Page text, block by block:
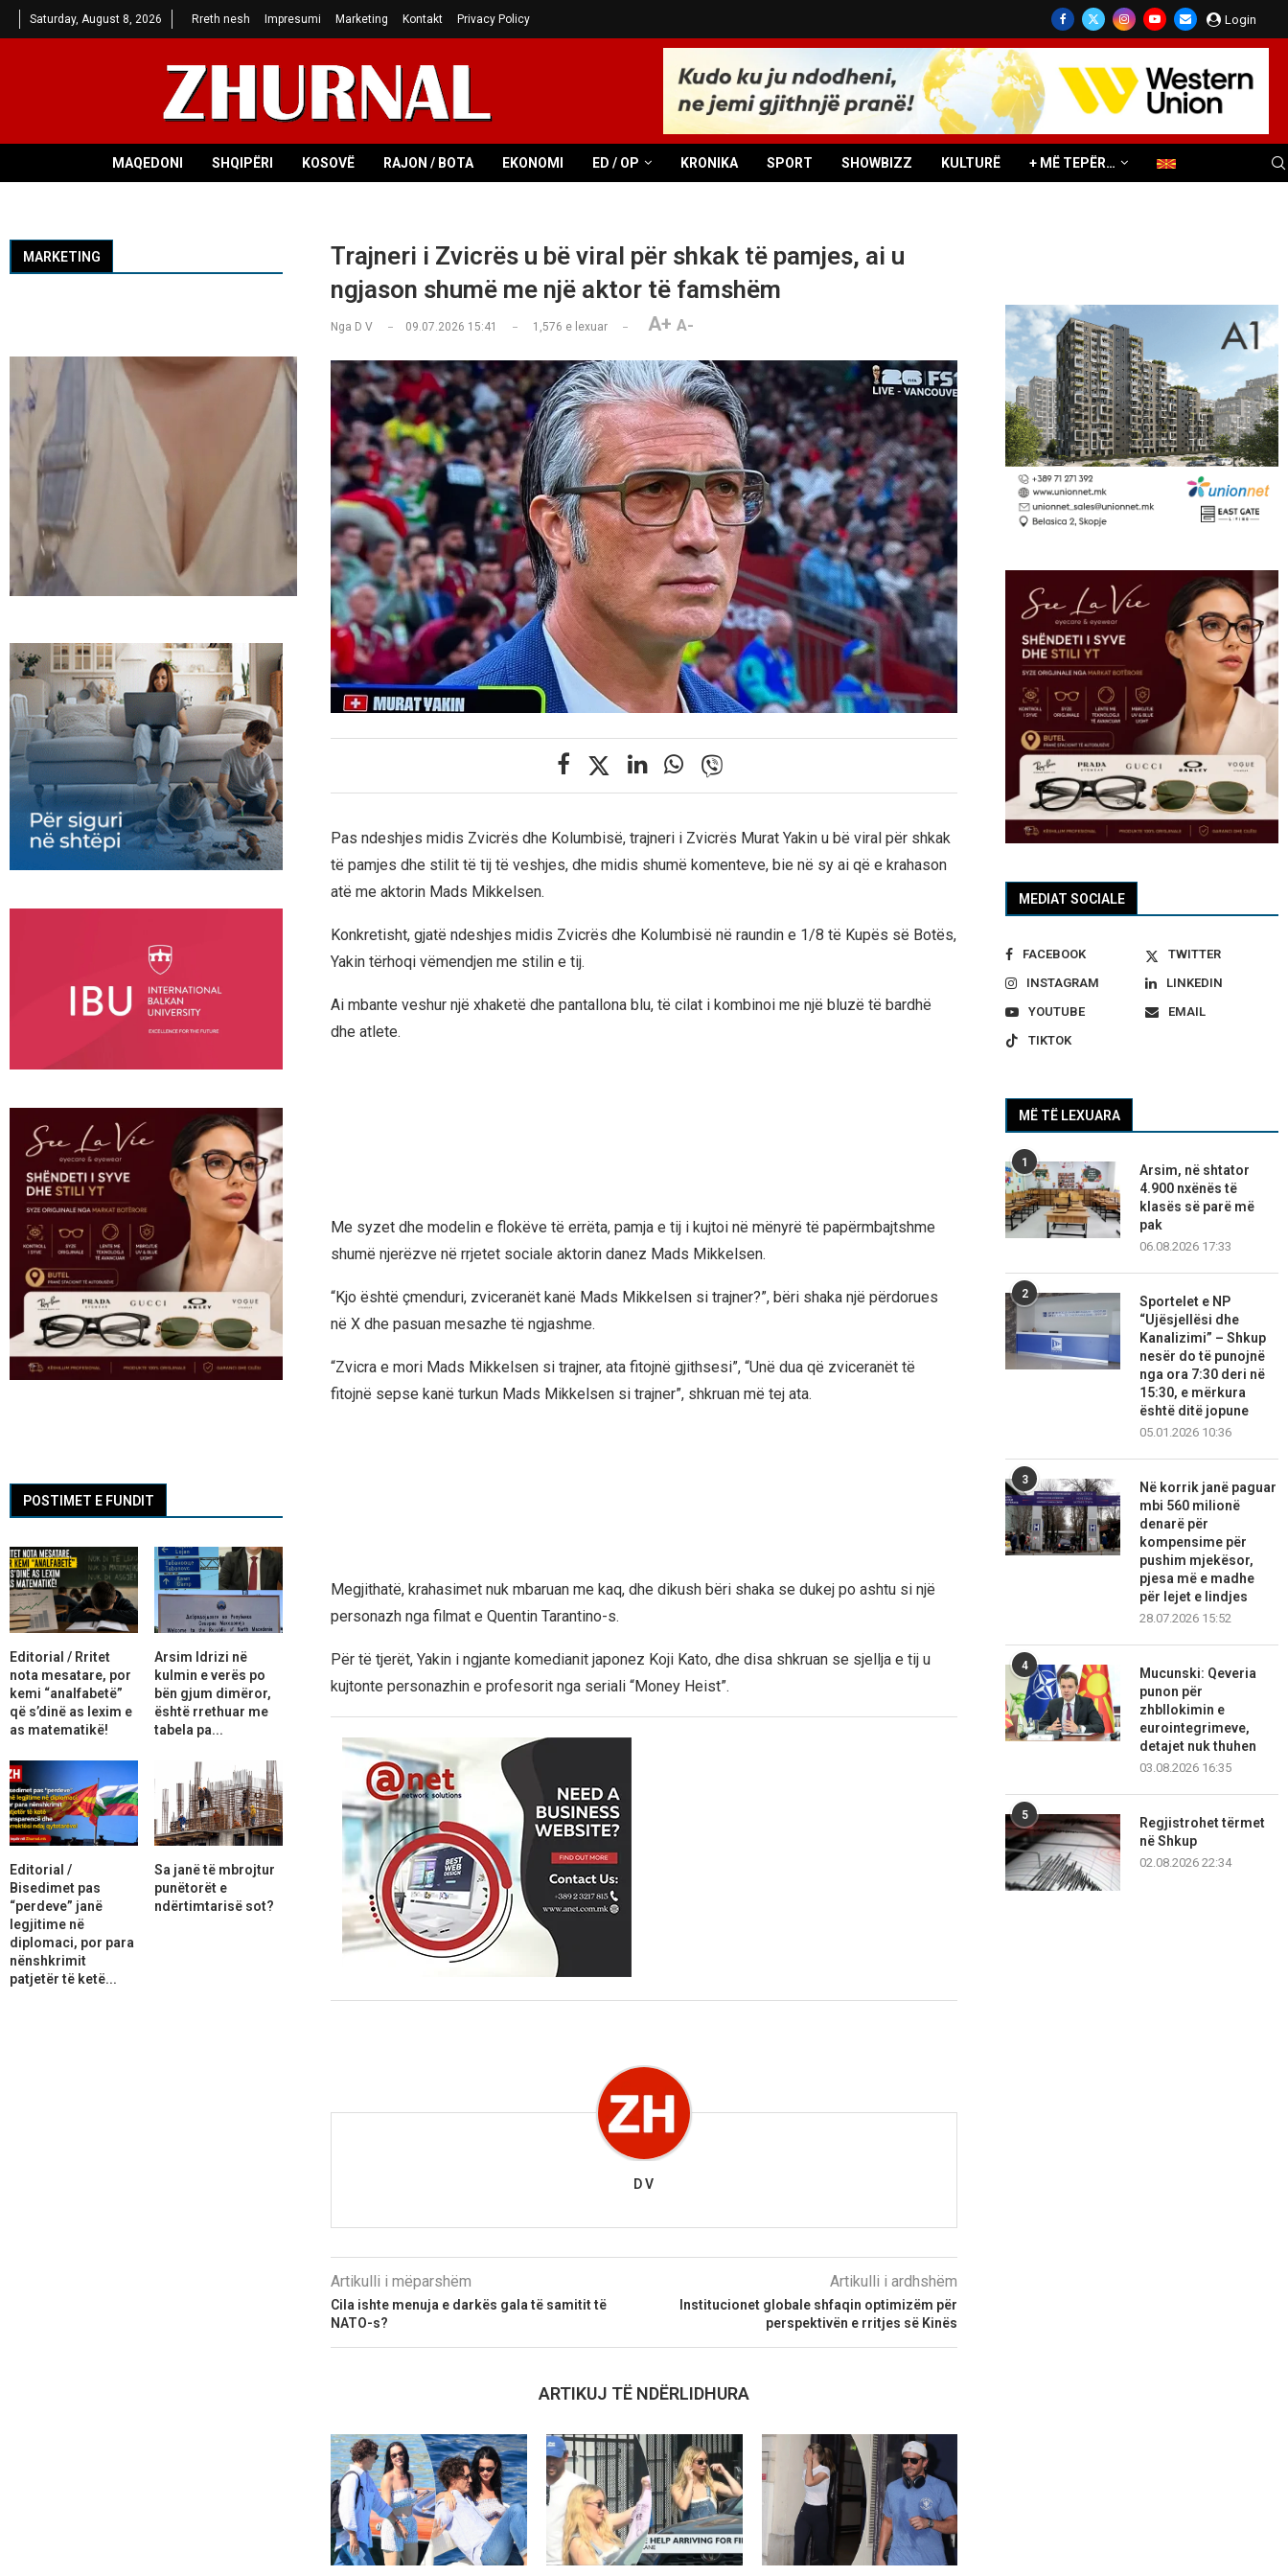
Saturday, August 8, 2026 Rreth nesh Impresumi Marketing Kontakt Privacy Policy Login
MAQEDONI SHQIPËRI KOSOVË RAJON / BOTA EKONOMI ED / OP KRONIKA SPORT SHOWBIZZ KULTURË + MË TEPËR…
Trajneri i Zvicrës u bë viral për shkak të pamjes, ai u
ngjason shumë me një aktor të famshëm
Nga D V 09.07.2026 15:41 1,576 e lexuar A+ A-
Pas ndeshjes midis Zvicrës dhe Kolumbisë, trajneri i Zvicrës Murat Yakin u bë viral për shkak
të pamjes dhe stilit të tij të veshjes, dhe midis shumë komenteve, bie në sy ai që e krahason
atë me aktorin Mads Mikkelsen.
Konkretisht, gjatë ndeshjes midis Zvicrës dhe Kolumbisë në raundin e 1/8 të Kupës së Botës,
Yakin tërhoqi vëmendjen me stilin e tij.
Ai mbante veshur një xhaketë dhe pantallona blu, të cilat i kombinoi me një bluzë të bardhë
dhe atlete.
Me syzet dhe modelin e flokëve të errëta, pamja e tij i kujtoi në mënyrë të papërmbajtshme
shumë njerëzve në rrjetet sociale aktorin danez Mads Mikkelsen.
“Kjo është çmenduri, zviceranët kanë Mads Mikkelsen si trajner?”, bëri shaka një përdorues
në X dhe pasuan mesazhe të ngjashme.
“Zvicra e mori Mads Mikkelsen si trajner, ata fitojnë gjithsesi”, “Unë dua që zviceranët të
fitojnë sepse kanë turkun Mads Mikkelsen si trajner”, shkruan më tej ata.
Megjithatë, krahasimet nuk mbaruan me kaq, dhe dikush bëri shaka se dukej po ashtu si një
personazh nga filmat e Quentin Tarantino-s.
Për të tjerët, Yakin i ngjante komedianit japonez Koji Kato, dhe disa shkruan se sjellja e tij u
kujtonte personazhin e profesorit nga seriali “Money Heist”.
D V
Artikulli i mëparshëm
Cila ishte menuja e darkës gala të samitit të
NATO-s?
Artikulli i ardhshëm
Institucionet globale shfaqin optimizëm për
perspektivën e rritjes së Kinës
ARTIKUJ TË NDËRLIDHURA
MEDIAT SOCIALE
FACEBOOK
TWITTER
INSTAGRAM
LINKEDIN
YOUTUBE
EMAIL
TIKTOK
MË TË LEXUARA
1
Arsim, në shtator
4.900 nxënës të
klasës së parë më
pak
06.08.2026 17:33
2
Sportelet e NP
“Ujësjellësi dhe
Kanalizimi” – Shkup
nesër do të punojnë
nga ora 7:30 deri në
15:30, e mërkura
është ditë jopune
05.01.2026 10:36
3
Në korrik janë paguar
mbi 560 milionë
denarë për
kompensime për
pushim mjekësor,
pjesa më e madhe
për lejet e lindjes
28.07.2026 15:52
4
Mucunski: Qeveria
punon për
zhbllokimin e
eurointegrimeve,
detajet nuk thuhen
03.08.2026 16:35
5
Regjistrohet tërmet
në Shkup
02.08.2026 22:34
MARKETING
POSTIMET E FUNDIT
Editorial / Rritet
nota mesatare, por
kemi “analfabetë”
që s’dinë as lexim e
as matematikë!
Arsim Idrizi në
kulmin e verës po
bën gjum dimëror,
është rrethuar me
tabela pa...
Editorial /
Bisedimet pas
“perdeve” janë
legjitime në
diplomaci, por para
nënshkrimit
patjetër të ketë...
Sa janë të mbrojtur
punëtorët e
ndërtimtarisë sot?